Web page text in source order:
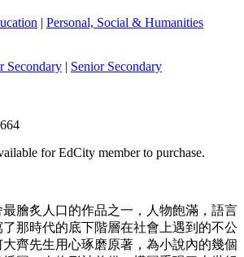
| Personal, Social & Humanities
Secondary | Senior Secondary
for EdCity member to purchase.
最膾炙人口的作品之一，人物飽滿，語言
那時代的底下階層在社會上遇到的不公
齊先生用心琢磨原著，為小說內的幾個